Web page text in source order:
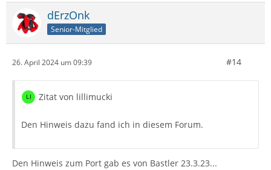
dErzOnk
Senior-Mitglied
26. April 2024 um 09:39 #14
Zitat von lillimucki
Den Hinweis dazu fand ich in diesem Forum.
Den Hinweis zum Port gab es von Bastler 23.3.23...